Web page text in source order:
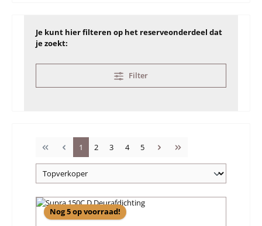
Je kunt hier filteren op het reserveonderdeel dat
je zoekt:
Filter
Pagina
1 Pagina
2 Pagina
3 Pagina
4 Pagina
5
Nog 5 op voorraad!